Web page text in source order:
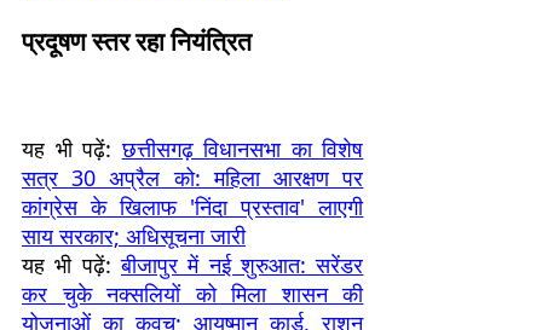
प्रदूषण स्तर रहा नियंत्रित
यह भी पढ़ें: छत्तीसगढ़ विधानसभा का विशेष
सत्र 30 अप्रैल को: महिला आरक्षण पर
कांग्रेस के खिलाफ 'निंदा प्रस्ताव' लाएगी
साय सरकार; अधिसूचना जारी
यह भी पढ़ें: बीजापुर में नई शुरुआत: सरेंडर
कर चुके नक्सलियों को मिला शासन की
योजनाओं का कवच; आयुष्मान कार्ड, राशन